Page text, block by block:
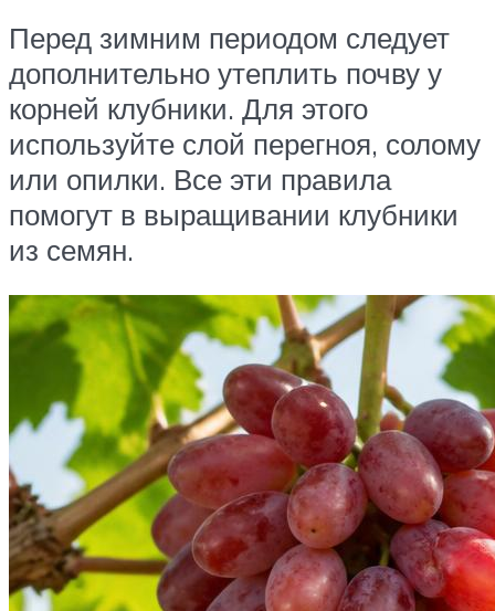
Перед зимним периодом следует
дополнительно утеплить почву у
корней клубники. Для этого
используйте слой перегноя, солому
или опилки. Все эти правила
помогут в выращивании клубники
из семян.